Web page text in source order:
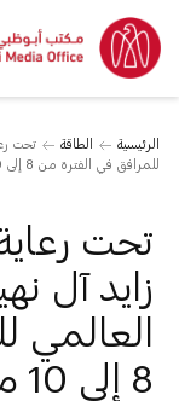
الرئيسية الطاقة
تحت
للمرافق في الفترة من 8 إلى 10 مايو
تحت
زايد آل
العالمي
8 إلى 10 مايو